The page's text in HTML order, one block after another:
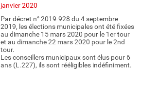
janvier 2020
Par décret n° 2019-928 du 4 septembre
2019, les élections municipales ont été fixées
au dimanche 15 mars 2020 pour le 1er tour
et au dimanche 22 mars 2020 pour le 2nd
tour.
Les conseillers municipaux sont élus pour 6
ans (L.227), ils sont rééligibles indéfiniment.